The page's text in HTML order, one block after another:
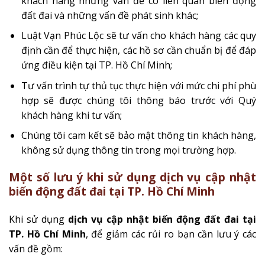
đất đai và những vấn đề phát sinh khác;
Luật Vạn Phúc Lộc sẽ tư vấn cho khách hàng các quy
định cần để thực hiện, các hồ sơ cần chuẩn bị để đáp
ứng điều kiện tại TP. Hồ Chí Minh;
Tư vấn trình tự thủ tục thực hiện với mức chi phí phù
hợp sẽ được chúng tôi thông báo trước với Quý
khách hàng khi tư vấn;
Chúng tôi cam kết sẽ bảo mật thông tin khách hàng,
không sử dụng thông tin trong mọi trường hợp.
Một số lưu ý khi sử dụng dịch vụ cập nhật
biến động đất đai tại TP. Hồ Chí Minh
Khi sử dụng dịch vụ cập nhật biến động đất đai tại
TP. Hồ Chí Minh, để giảm các rủi ro bạn cần lưu ý các
vấn đề gồm: